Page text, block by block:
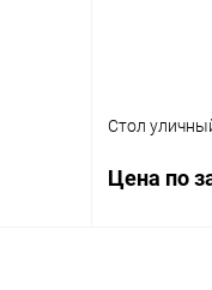
Стол
Цена по